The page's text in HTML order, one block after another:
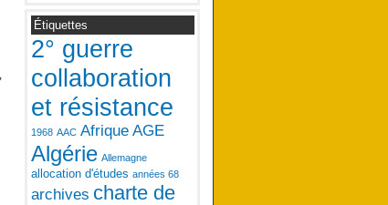
Étiquettes
2° guerre
collaboration
et résistance
1968 AAC Afrique AGE
Algérie Allemagne
allocation d'études années 68
archives charte de